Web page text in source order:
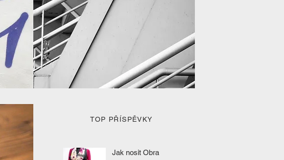
TOP PŘÍSPĚVKY
Jak nosit Obra